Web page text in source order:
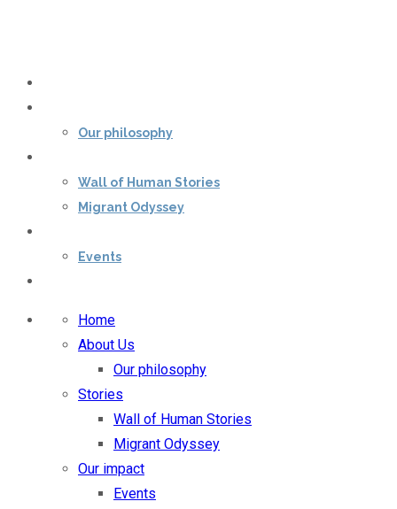
Our philosophy
Wall of Human Stories
Migrant Odyssey
Events
Home
About Us
Our philosophy
Stories
Wall of Human Stories
Migrant Odyssey
Our impact
Events